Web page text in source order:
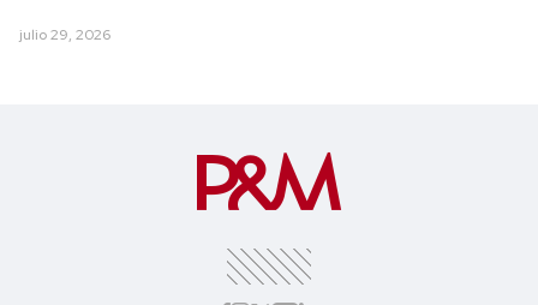
julio 29, 2026